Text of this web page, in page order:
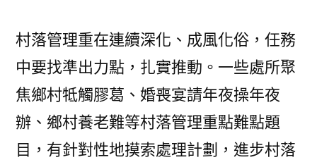
村落管理重在連續深化、成風化俗，任務
中要找準出力點，扎實推動。一些處所聚
焦鄉村牴觸膠葛、婚喪宴請年夜操年夜
辦、鄉村養老難等村落管理重點難點題
目，有針對性地摸索處理計劃，進步村落